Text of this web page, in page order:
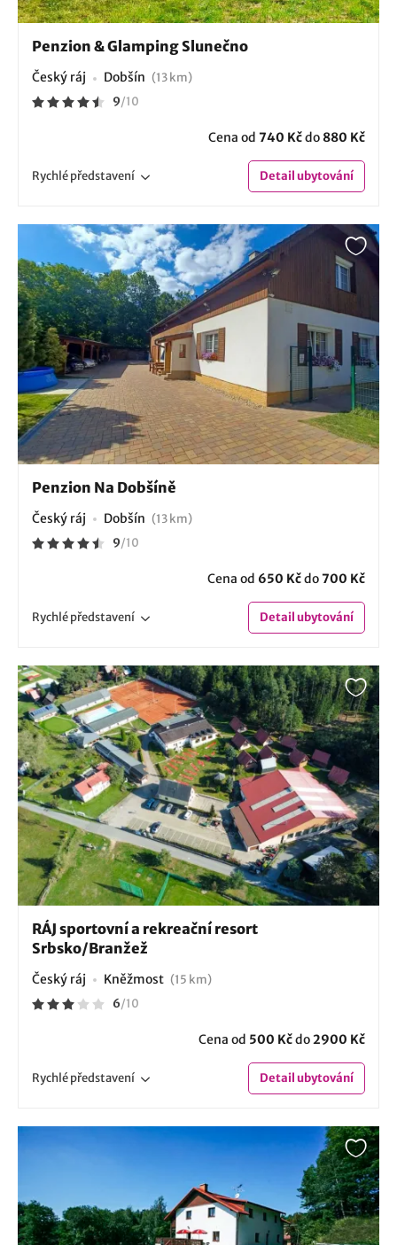
Penzion & Glamping Slunečno
Český ráj Dobšín (13 km)
9/10
Cena od 740 Kčdo 880 Kč
Rychlépředstavení Detailubytování
Penzion Na Dobšíně
Český ráj Dobšín (13 km)
9/10
Cena od 650 Kčdo700 Kč
Rychlépředstavení Detailubytování
RÁJ sportovní a rekreační resort
Srbsko/Branžež
Český ráj Kněžmost (15 km)
6/10
Cena od 500 Kčdo2900 Kč
Rychlépředstavení Detailubytování